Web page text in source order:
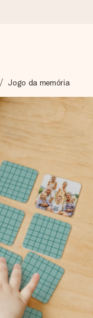
atenção e
oferece-lo na
avaliam-nos
- com o nome
toca o
o amor num
Jogo da memória